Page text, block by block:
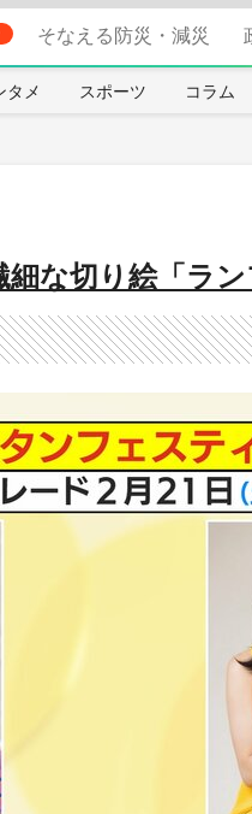
そなえる防災・減災
タメ スポーツ コラム
な切り絵「ラ